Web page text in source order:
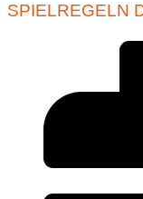
SPIELREGELN